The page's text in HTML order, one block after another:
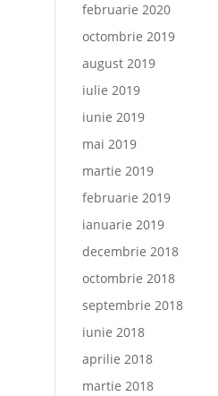
februarie 2020
octombrie 2019
august 2019
iulie 2019
iunie 2019
mai 2019
martie 2019
februarie 2019
ianuarie 2019
decembrie 2018
octombrie 2018
septembrie 2018
iunie 2018
aprilie 2018
martie 2018